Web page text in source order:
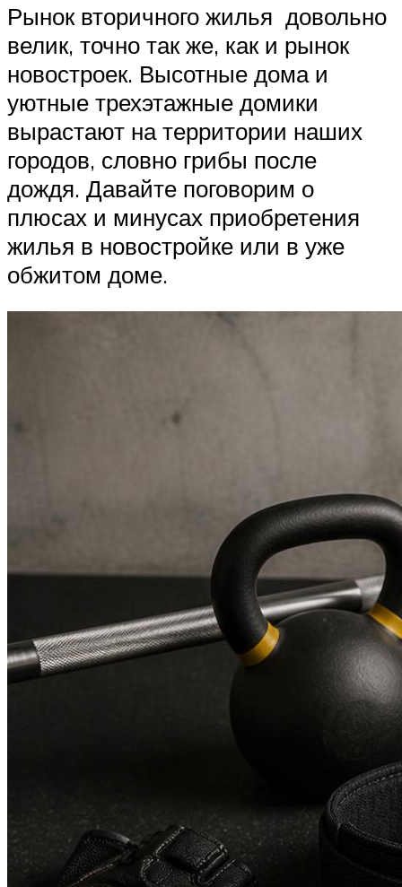
Рынок вторичного жилья довольно
велик, точно так же, как и рынок
новостроек. Высотные дома и
уютные трехэтажные домики
вырастают на территории наших
городов, словно грибы после
дождя. Давайте поговорим о
плюсах и минусах приобретения
жилья в новостройке или в уже
обжитом доме.